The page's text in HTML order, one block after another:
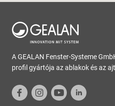
A GEALAN Fenster-Systeme
profil gyártója az ablakok és az